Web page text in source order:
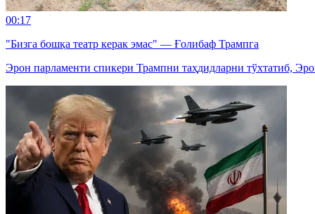
00:17
"Бизга бошқа театр керак эмас" — Ғолибаф Трампга
Эрон парламенти спикери Трампни таҳдидларни тўхтатиб,